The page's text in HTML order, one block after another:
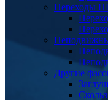
Переходы
Другие